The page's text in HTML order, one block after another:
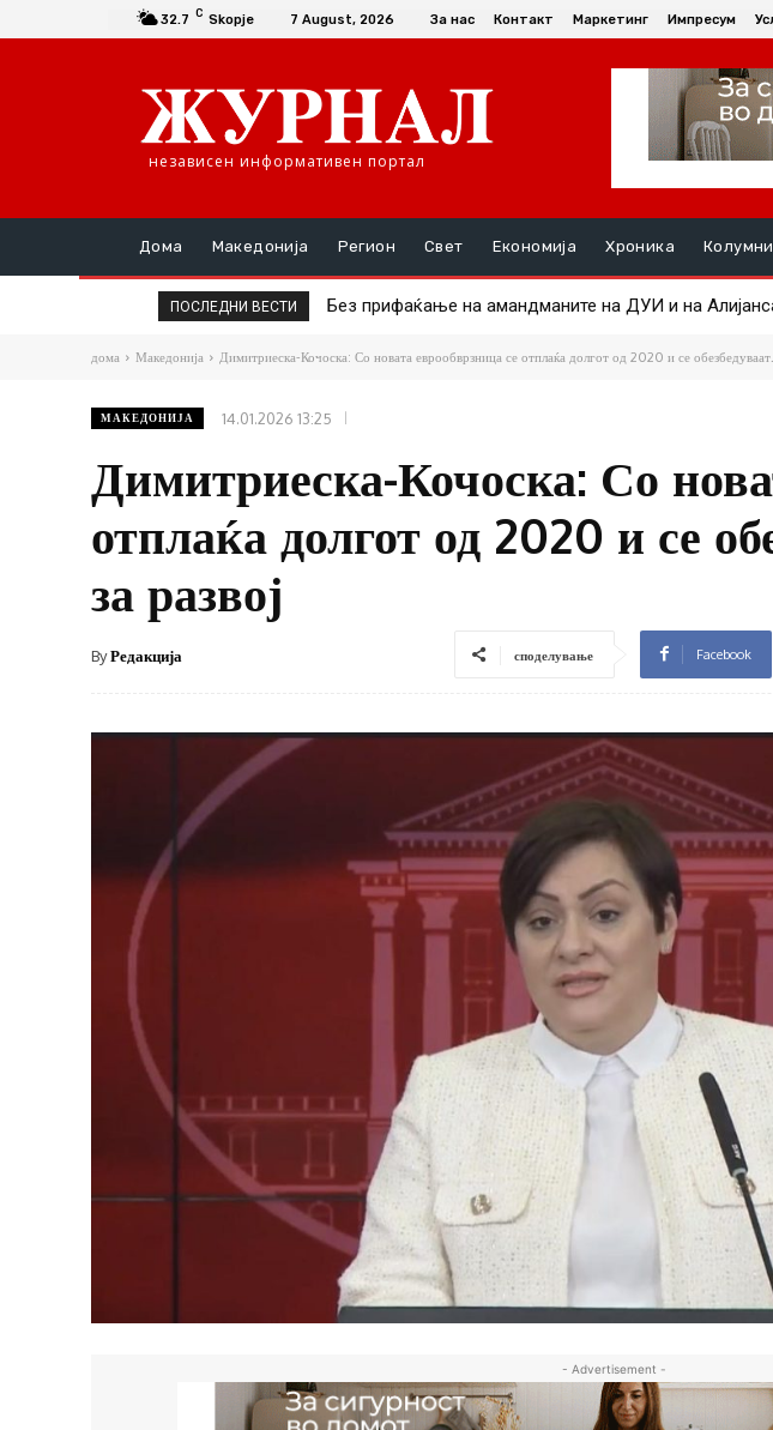
32.7 C Skopje 7 August, 2026 За нас Контакт Маркетинг Импресум
независен информативен портал
Дома Македонија Регион Свет Економија Хроника Колумни
ПОСЛЕДНИ ВЕСТИ Без прифаќање на амандманите на ДУИ и на
Детското престапништво во Гевгелија е во пораст
дома Македонија Димитриеска-Кочоска: Со новата еврообврзница се отплаќа долгот од 2020 и се
МАКЕДОНИЈА 14.01.2026 13:25
Димитриеска-Кочоска: Со
отплаќа долгот од 2020 и се
за развој
ByРедакција споделување Facebook
- Advertisement -